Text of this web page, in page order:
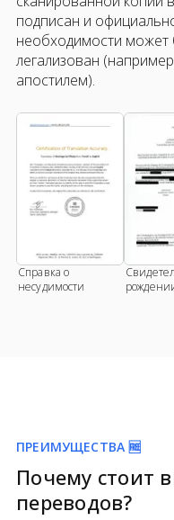
подписан и
необходимости может
легализован
апостилем).
Справка о
несудимости
ПРЕИМУЩЕСТВА 🆓
Почему стоит
переводов?